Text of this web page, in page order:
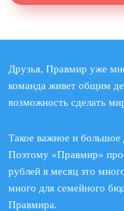
Друзья, Правмир уже
команда живет общим
возможность сделать
Такое важное и большое
Поэтому «Правмир»
рублей в месяц это
много для семейного
Правмира.